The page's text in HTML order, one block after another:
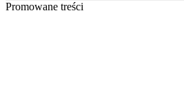
Promowane treści